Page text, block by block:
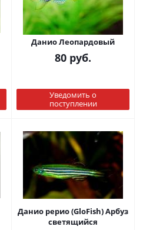
Данио Леопардовый
80 руб.
Уведомить о
поступлении
Данио рерио (GloFish) Арбуз
светящийся